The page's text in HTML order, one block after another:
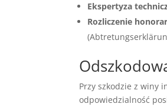
Ekspertyza
Rozliczenie
Przy szkodzie z winy
odpowiedzialność